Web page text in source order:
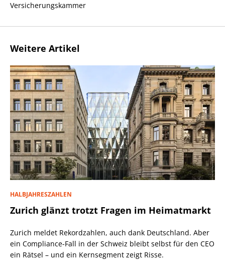
Versicherungskammer
Weitere Artikel
HALBJAHRESZAHLEN
Zurich glänzt trotzt Fragen im Heimatmarkt
Zurich meldet Rekordzahlen, auch dank Deutschland. Aber
ein Compliance-Fall in der Schweiz bleibt selbst für den CEO
ein Rätsel – und ein Kernsegment zeigt Risse.